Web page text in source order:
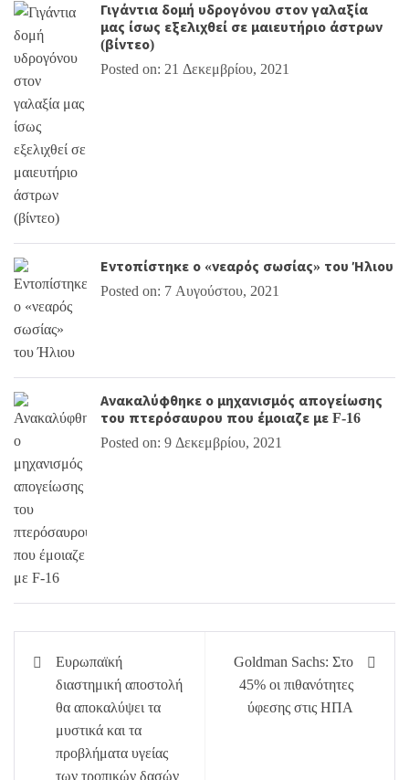
Γιγάντια δομή υδρογόνου στον γαλαξία
μας ίσως εξελιχθεί σε μαιευτήριο άστρων
(βίντεο)
Posted on: 21 Δεκεμβρίου, 2021
Εντοπίστηκε ο «νεαρός σωσίας» του Ήλιου
Posted on: 7 Αυγούστου, 2021
Ανακαλύφθηκε ο μηχανισμός απογείωσης
του πτερόσαυρου που έμοιαζε με F-16
Posted on: 9 Δεκεμβρίου, 2021
Πλοήγηση
άρθρων
Ευρωπαϊκή
διαστημική αποστολή
θα αποκαλύψει τα
μυστικά και τα
προβλήματα υγείας
των τροπικών δασών
Goldman Sachs: Στο
45% οι πιθανότητες
ύφεσης στις ΗΠΑ